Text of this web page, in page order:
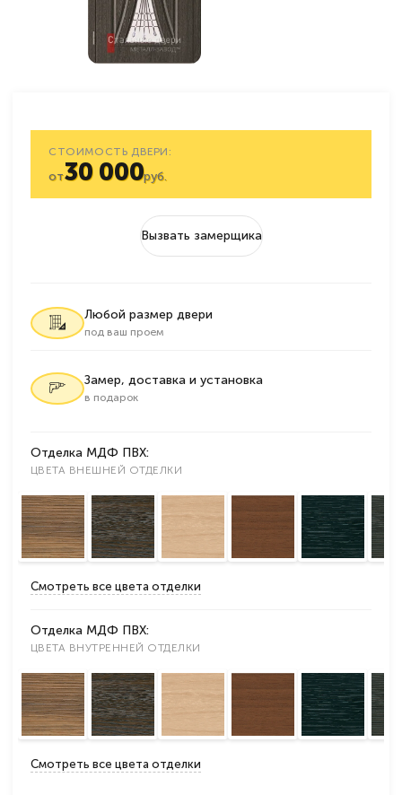
СТОИМОСТЬ ДВЕРИ:
от30 000руб.
Вызвать замерщика
Любой размер двери
под ваш проем
Замер, доставка и установка
в подарок
Отделка МДФ ПВХ:
ЦВЕТА ВНЕШНЕЙ ОТДЕЛКИ
Смотреть все цвета отделки
Отделка МДФ ПВХ:
ЦВЕТА ВНУТРЕННЕЙ ОТДЕЛКИ
Смотреть все цвета отделки